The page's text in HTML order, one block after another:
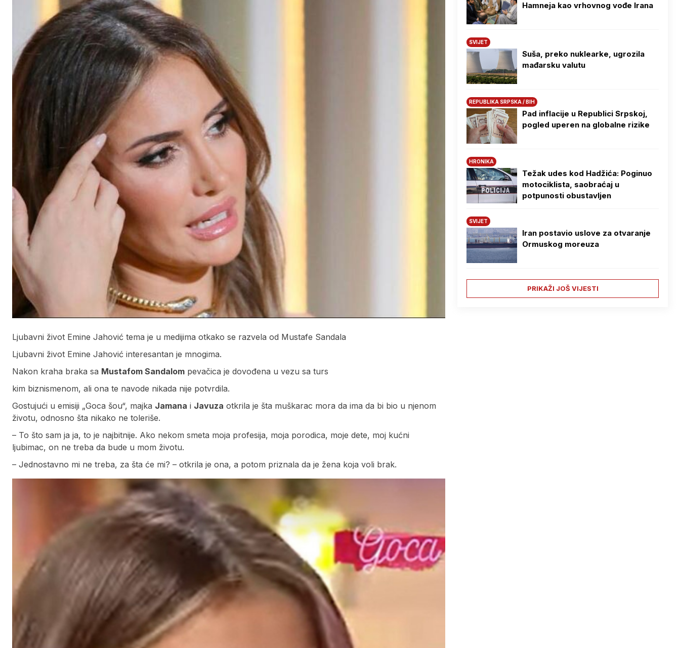
Ljubavni život Emine Jahović tema je u medijima otkako se razvela od Mustafe Sandala
Ljubavni život Emine Jahović interesantan je mnogima.
Nakon kraha braka sa Mustafom Sandalom pevačica je dovođena u vezu sa turs
kim biznismenom, ali ona te navode nikada nije potvrdila.
Gostujući u emisiji „Goca šou“, majka Jamana i Javuza otkrila je šta muškarac mora da ima da bi bio u njenom
životu, odnosno šta nikako ne toleriše.
– To što sam ja ja, to je najbitnije. Ako nekom smeta moja profesija, moja porodica, moje dete, moj kućni
ljubimac, on ne treba da bude u mom životu.
– Jednostavno mi ne treba, za šta će mi? – otkrila je ona, a potom priznala da je žena koja voli brak.
Hamneja kao vrhovnog vođe Irana
SVIJET
Suša, preko nuklearke, ugrozila
mađarsku valutu
REPUBLIKA SRPSKA / BIH
Pad inflacije u Republici Srpskoj,
pogled uperen na globalne rizike
HRONIKA
Težak udes kod Hadžića: Poginuo
motociklista, saobraćaj u
potpunosti obustavljen
SVIJET
Iran postavio uslove za otvaranje
Ormuskog moreuza
PRIKAŽI JOŠ VIJESTI